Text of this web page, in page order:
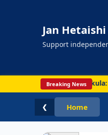
Jan Hetaishi
Support
Breaking News
बचत का दावा • Panchkula:
❮ Home